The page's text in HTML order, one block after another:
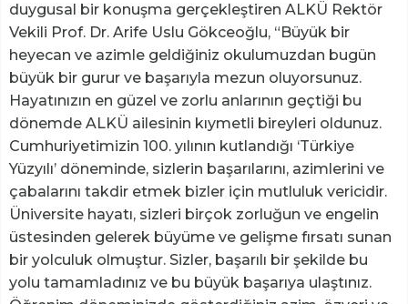
duygusal bir konuşma gerçekleştiren ALKÜ Rektör
Vekili Prof. Dr. Arife Uslu Gökceoğlu, “Büyük bir
heyecan ve azimle geldiğiniz okulumuzdan bugün
büyük bir gurur ve başarıyla mezun oluyorsunuz.
Hayatınızın en güzel ve zorlu anlarının geçtiği bu
dönemde ALKÜ ailesinin kıymetli bireyleri oldunuz.
Cumhuriyetimizin 100. yılının kutlandığı ‘Türkiye
Yüzyılı’ döneminde, sizlerin başarılarını, azimlerini ve
çabalarını takdir etmek bizler için mutluluk vericidir.
Üniversite hayatı, sizleri birçok zorluğun ve engelin
üstesinden gelerek büyüme ve gelişme fırsatı sunan
bir yolculuk olmuştur. Sizler, başarılı bir şekilde bu
yolu tamamladınız ve bu büyük başarıya ulaştınız.